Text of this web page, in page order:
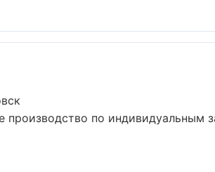
производство по индивидуальным